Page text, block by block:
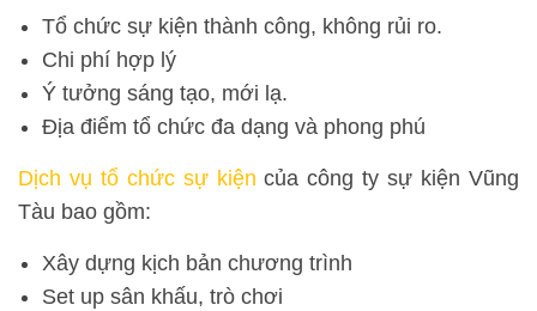
Tổ chức sự kiện thành công, không rủi ro.
Chi phí hợp lý
Ý tưởng sáng tạo, mới lạ.
Địa điểm tổ chức đa dạng và phong phú
Dịch vụ tổ chức sự kiện của công ty sự kiện Vũng
Tàu bao gồm:
Xây dựng kịch bản chương trình
Set up sân khấu, trò chơi